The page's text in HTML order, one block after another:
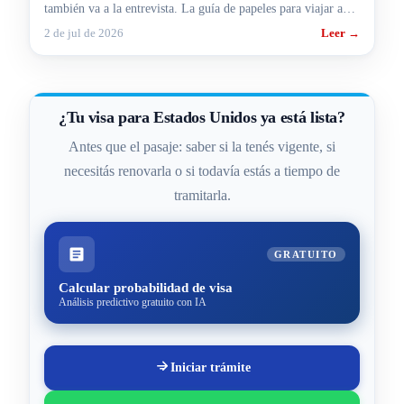
también va a la entrevista. La guía de papeles para viajar a
Estados Unidos con menores.
2 de jul de 2026 Leer →
¿Tu visa para Estados Unidos ya está lista?
Antes que el pasaje: saber si la tenés vigente, si
necesitás renovarla o si todavía estás a tiempo de
tramitarla.
Calcular probabilidad de visa
Análisis predictivo gratuito con IA
GRATUITO
Iniciar trámite